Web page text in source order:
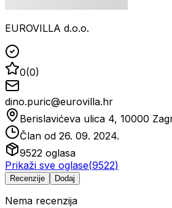
EUROVILLA d.o.o.
0(0)
dino.puric@eurovilla.hr
Berislavićeva ulica 4, 10000
Član od 26. 09. 2024.
9522 oglasa
Prikaži sve oglase(9522)
Recenzije Dodaj
Nema recenzija